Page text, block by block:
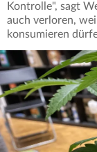
Kontrolle", sagt
auch verloren,
konsumieren